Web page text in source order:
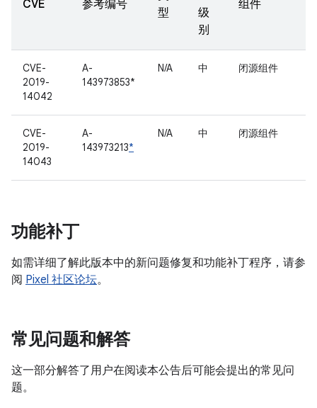
CVE 参考编号
型
级
别
组件
CVE-
2019-
14042
A-
143973853*
N/A 中 闭源组件
CVE-
2019-
14043
A-
143973213*
N/A 中 闭源组件
功能补丁
如需详细了解此版本中的新问题修复和功能补丁程序，请参
阅 Pixel 社区论坛。
常见问题和解答
这一部分解答了用户在阅读本公告后可能会提出的常见问
题。